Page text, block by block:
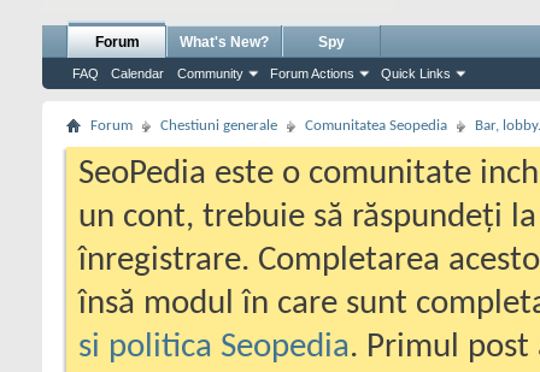
Forum
FAQ Calendar Community Forum Actions Quick Links
What's New? Spy
Forum Chestiuni generale Comunitatea Seopedia Bar,
SeoPedia este o comunitate
un cont, trebuie să răspundeți
înregistrare. Completarea
însă modul în care sunt
si politica Seopedia. Primul